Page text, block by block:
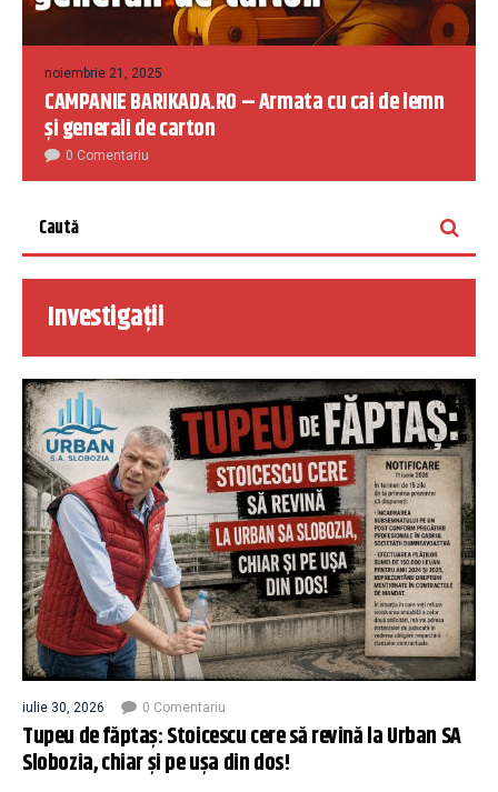
noiembrie 21, 2025
CAMPANIE BARIKADA.RO – Armata cu cai de lemn
și generali de carton
0 Comentariu
Investigații
iulie 30, 2026 0 Comentariu
Tupeu de făptaș: Stoicescu cere să revină la Urban SA
Slobozia, chiar și pe ușa din dos!